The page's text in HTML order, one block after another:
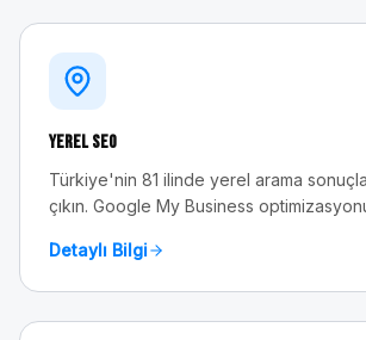
Yerel SEO
Türkiye'nin 81 ilinde yerel arama
çıkın. Google My Business
Detaylı Bilgi